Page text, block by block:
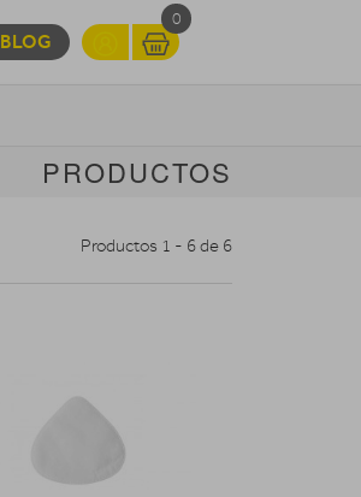
BLOG
0
MOVILIDAD URBANA
PRODUCTOS
Productos 1 - 6 de 6